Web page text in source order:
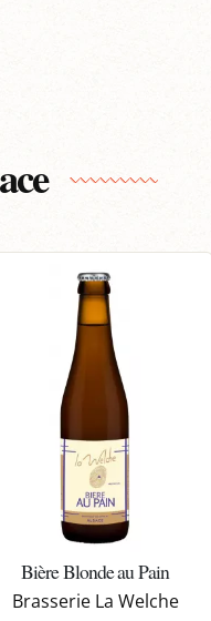
Bière Blonde au Pain
Brasserie La Welche